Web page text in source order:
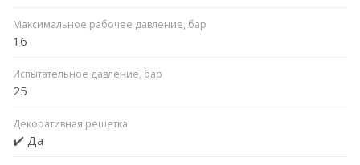
Максимальное рабочее давление, бар
16
Испытательное давление, бар
25
Декоративная решетка
✔️ Да